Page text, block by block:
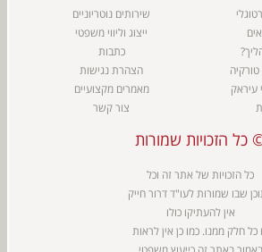
טורקיה
עיראק
שירותים נוטריוניים
ייצוג וליווי משפטי
כתבות
הצהרת נגישות
מאמרים מקצועיים
צור קשר
שמורות ©
כל הזכויות של אתר זה וכל
שבו שמורות לעו"ד דרור חייק
אין להעתיקו כולו
כל חלק ממנו. כמו כן אין לראות